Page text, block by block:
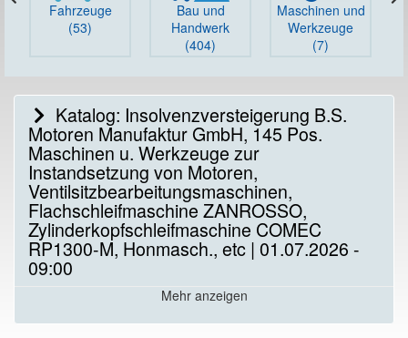
Fahrzeuge
(53)
Bau und
Handwerk
(404)
Maschinen und
Werkzeuge
(7)
Katalog: Insolvenzversteigerung B.S.
Motoren Manufaktur GmbH, 145 Pos.
Maschinen u. Werkzeuge zur
Instandsetzung von Motoren,
Ventilsitzbearbeitungsmaschinen,
Flachschleifmaschine ZANROSSO,
Zylinderkopfschleifmaschine COMEC
RP1300-M, Honmasch., etc | 01.07.2026 -
09:00
Mehr anzeigen